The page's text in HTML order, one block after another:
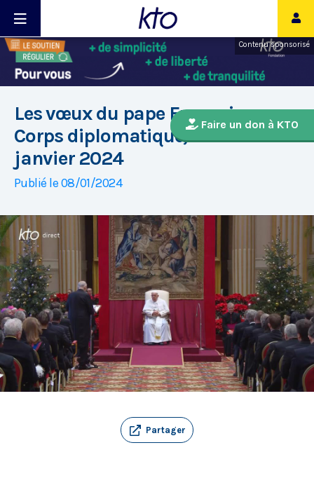
Contenu sponsorisé
Faire un don à KTO
Les vœux du pape François au
Corps diplomatique, ce lundi 8
janvier 2024
Publié le 08/01/2024
Partager